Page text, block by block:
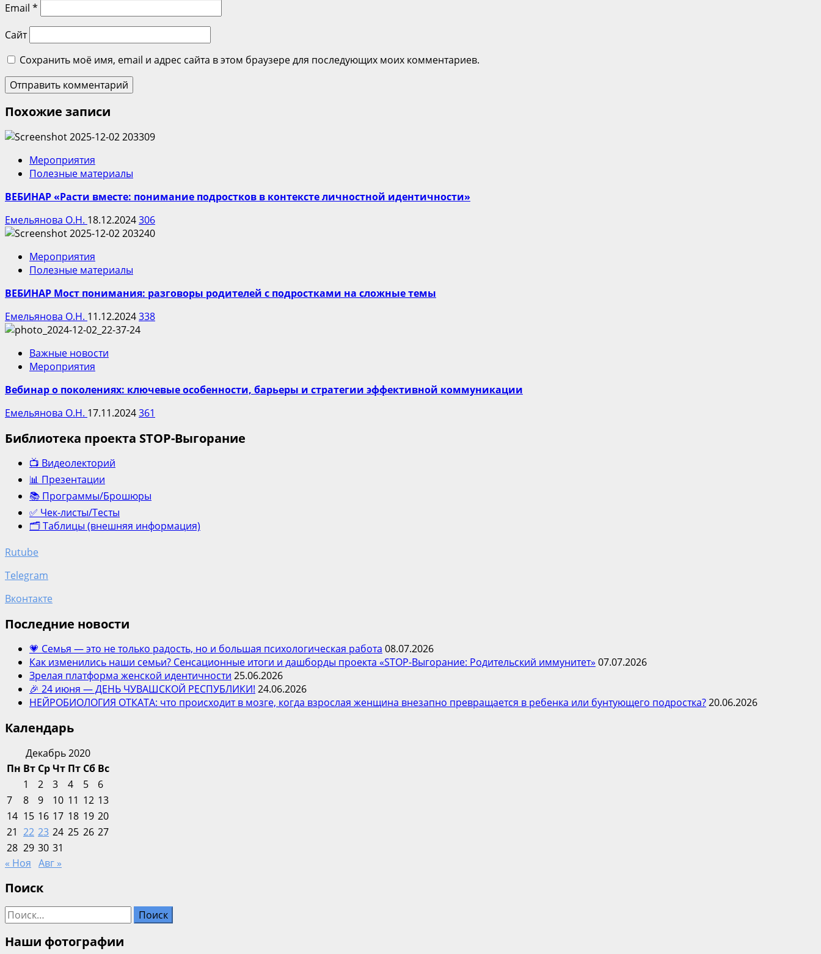
Email *
Сайт
Сохранить моё имя, email и адрес сайта в этом браузере для последующих моих комментариев.
Похожие записи
Мероприятия
Полезные материалы
ВЕБИНАР «Расти вместе: понимание подростков в контексте личностной идентичности»
Емельянова О.Н. 18.12.2024306
Мероприятия
Полезные материалы
ВЕБИНАР Мост понимания: разговоры родителей с подростками на сложные темы
Емельянова О.Н. 11.12.2024338
Важные новости
Мероприятия
Вебинар о поколениях: ключевые особенности, барьеры и стратегии эффективной коммуникации
Емельянова О.Н. 17.11.2024361
Библиотека проекта STOP-Выгорание
📺 Видеолекторий
📊 Презентации
📚 Программы/Брошюры
✅ Чек-листы/Тесты
🗂️ Таблицы (внешняя информация)
Rutube
Telegram
Вконтакте
Последние новости
💗 Семья — это не только радость, но и большая психологическая работа 08.07.2026
Как изменились наши семьи? Сенсационные итоги и дашборды проекта «STOP-Выгорание: Родительский иммунитет» 07.07.2026
Зрелая платформа женской идентичности 25.06.2026
🎉 24 июня — ДЕНЬ ЧУВАШСКОЙ РЕСПУБЛИКИ! 24.06.2026
НЕЙРОБИОЛОГИЯ ОТКАТА: что происходит в мозге, когда взрослая женщина внезапно превращается в ребенка или бунтующего подростка?20.06.2026
Календарь
Декабрь 2020
Пн Вт СрЧт Пт Сб Вс
1
2 3 4 5
6
7
8 9 10 11 12 13
14 15 16 17 18 19 20
21 22 23 24 25 26 27
28 29 30 31
« Ноя Авг »
Поиск
Найти:
Наши фотографии